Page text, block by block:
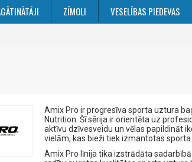
ZĪMOLI VESELĪBAS PIEDEVAS
Amix Pro ir progresīva sporta uztura
Nutrition. Šī sērija ir orientēta uz
aktīvu dzīvesveidu un vēlas papildināt
vielām, kas bieži tiek izmantotas sporta
Amix Pro līnija tika izstrādāta